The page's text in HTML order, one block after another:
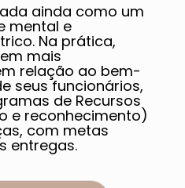
ainda como um
mental e
Na prática,
mais
relação ao bem-
seus funcionários,
de Recursos
e reconhecimento)
com metas
entregas.